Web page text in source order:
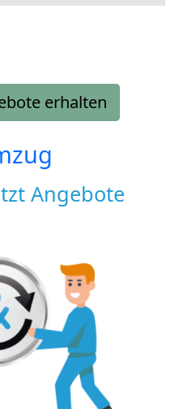
erhalten
Angebote